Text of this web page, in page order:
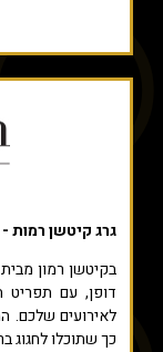
גרג קיטשן רמות - kitchen by greg ramot
בקיטשן רמון
דופן, עם תפריט
לאירועים שלכם.
כך שתוכלו לחגוג